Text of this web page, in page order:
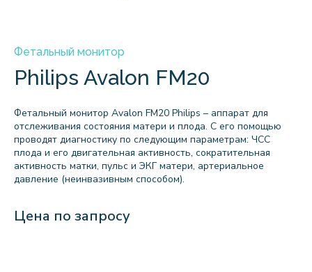
Фетальный монитор
Philips Avalon FM20
Фетальный монитор Avalon FM20 Philips – аппарат для
отслеживания состояния матери и плода. С его помощью
проводят диагностику по следующим параметрам: ЧСС
плода и его двигательная активность, сократительная
активность матки, пульс и ЭКГ матери, артериальное
давление (неинвазивным способом).
Цена по запросу